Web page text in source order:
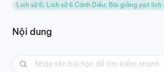
Lịch sử 6; Lịch sử 6 Cánh Diều; Bài giảng ppt
Nội dung